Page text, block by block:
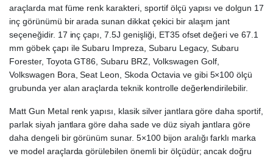
araçlarda mat füme renk karakteri, sportif ölçü yapısı ve dolgun 17
inç görünümü bir arada sunan dikkat çekici bir alaşım jant
seçeneğidir. 17 inç çapı, 7.5J genişliği, ET35 ofset değeri ve 67.1
mm göbek çapı ile Subaru Impreza, Subaru Legacy, Subaru
Forester, Toyota GT86, Subaru BRZ, Volkswagen Golf,
Volkswagen Bora, Seat Leon, Skoda Octavia ve gibi 5×100 ölçü
grubunda yer alan araçlarda teknik kontrolle değerlendirilebilir.
Matt Gun Metal renk yapısı, klasik silver jantlara göre daha sportif,
parlak siyah jantlara göre daha sade ve düz siyah jantlara göre
daha dengeli bir görünüm sunar. 5×100 bijon aralığı farklı marka
ve model araçlarda görülebilen önemli bir ölçüdür; ancak doğru